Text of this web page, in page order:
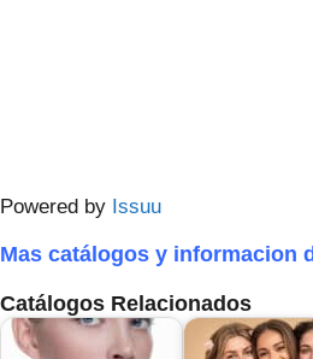
Powered by Issuu
Mas catálogos y informacion
Catálogos Relacionados